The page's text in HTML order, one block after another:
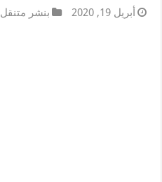
أبريل 19, 2020 بنشر متنقل